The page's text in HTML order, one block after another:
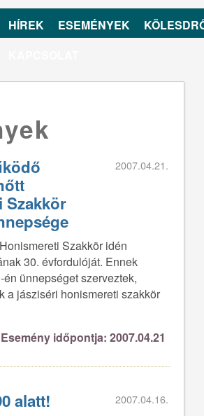
HÍREK ESEMÉNYEK
Szakkör
2007.04.21.
Szakkör idén
30. évfordulóját. Ennek
ünnepséget szerveztek,
a jásziséri honismereti szakkör
Esemény időpontja: 2007.04.21
alatt! 2007.04.16.